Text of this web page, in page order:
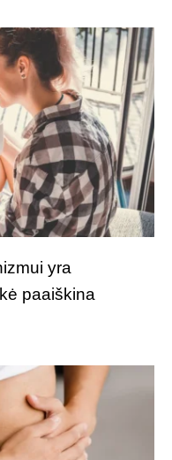
yra
paaiškina